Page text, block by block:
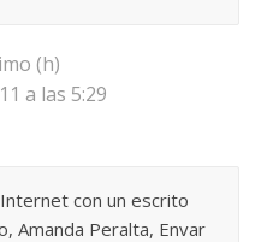
(h)
a las 5:29
con un escrito
Amanda Peralta, Envar